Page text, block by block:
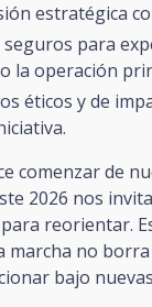
estratégica
seguros para
la operación
éticos y de
comenzar de
2026 nos
reorientar.
marcha no
bajo